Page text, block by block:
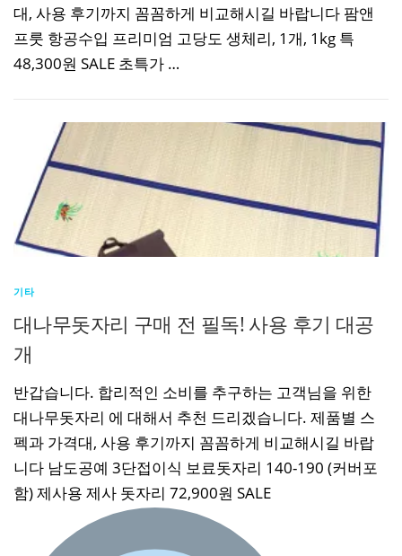
대, 사용 후기까지 꼼꼼하게 비교해시길 바랍니다 팜앤
프룻 항공수입 프리미엄 고당도 생체리, 1개, 1kg 특
48,300원 SALE 초특가 …
기타
대나무돗자리 구매 전 필독! 사용 후기 대공
개
반갑습니다. 합리적인 소비를 추구하는 고객님을 위한
대나무돗자리 에 대해서 추천 드리겠습니다. 제품별 스
펙과 가격대, 사용 후기까지 꼼꼼하게 비교해시길 바랍
니다 남도공예 3단접이식 보료돗자리 140-190 (커버포
함) 제사용 제사 돗자리 72,900원 SALE